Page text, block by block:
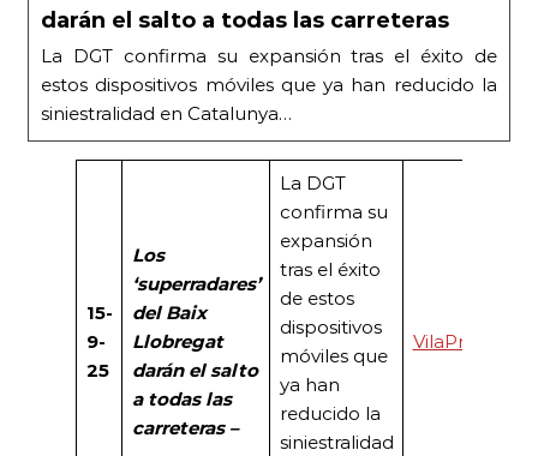
darán el salto a todas las carreteras
La DGT confirma su expansión tras el éxito de
estos dispositivos móviles que ya han reducido la
siniestralidad en Catalunya…
15-
9-
25
Los
‘superradares’
del Baix
Llobregat
darán el salto
a todas las
carreteras –
La DGT
confirma su
expansión
tras el éxito
de estos
dispositivos
móviles que
ya han
reducido la
siniestralidad
VilaPress